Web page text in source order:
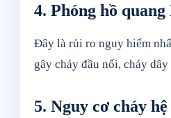
4. Phóng hồ quang
Đây là rủi ro nguy hiểm
gây cháy đầu nối, cháy
5. Nguy cơ cháy